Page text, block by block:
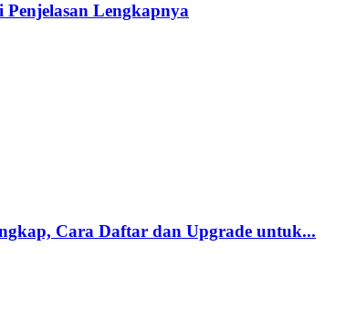
Lengkapnya
Cara Daftar dan Upgrade untuk...